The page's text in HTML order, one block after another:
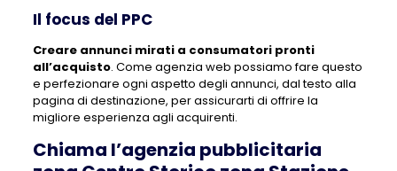
Il focus del PPC
Creare annunci mirati a consumatori pronti
all’acquisto. Come agenzia web possiamo fare questo
e perfezionare ogni aspetto degli annunci, dal testo alla
pagina di destinazione, per assicurarti di offrire la
migliore esperienza agli acquirenti.
Chiama l’agenzia pubblicitaria